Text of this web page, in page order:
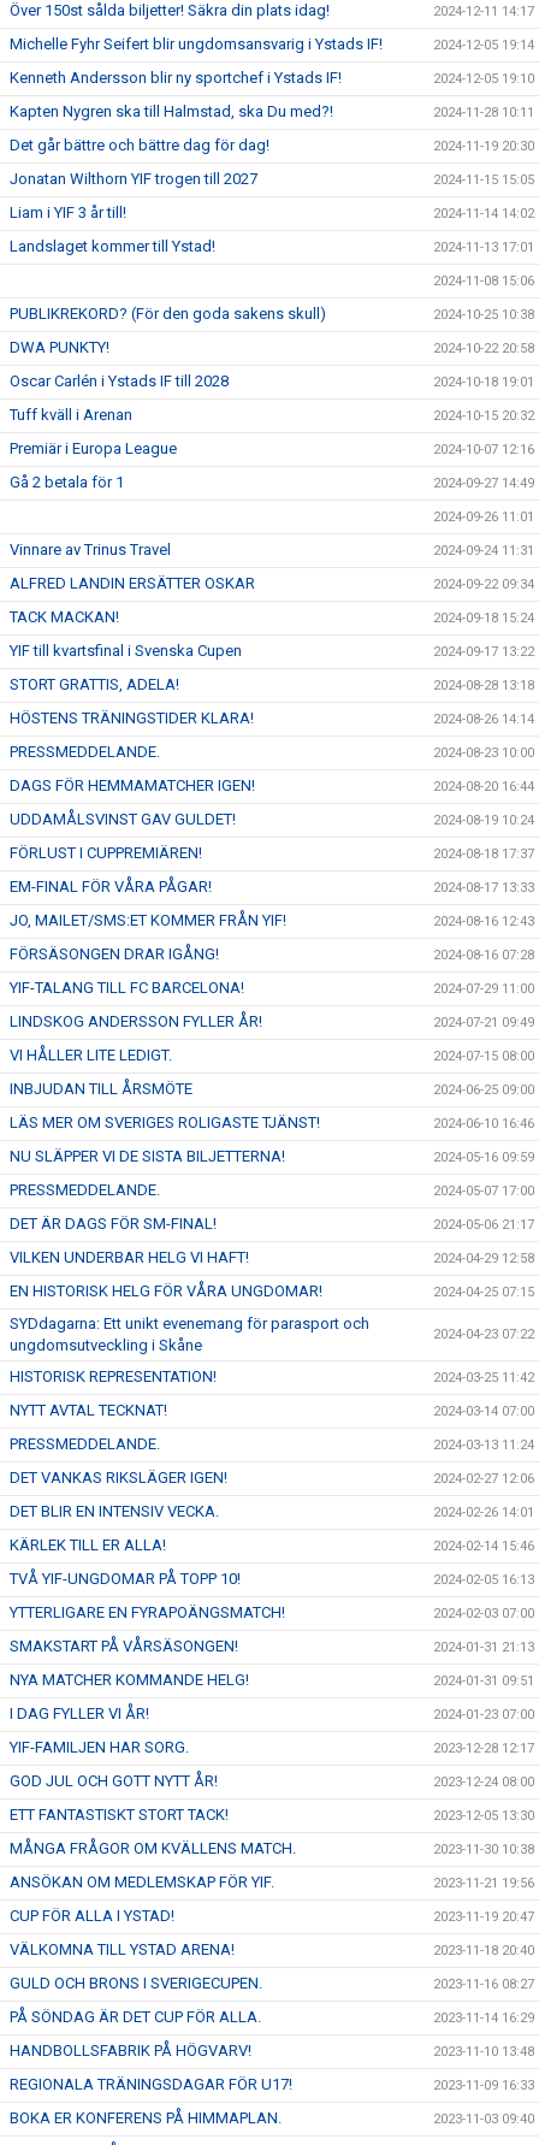
Över 150st sålda biljetter! Säkra din plats idag! 2024-12-11 14:17
Michelle Fyhr Seifert blir ungdomsansvarig i Ystads IF! 2024-12-05 19:14
Kenneth Andersson blir ny sportchef i Ystads IF! 2024-12-05 19:10
Kapten Nygren ska till Halmstad, ska Du med?! 2024-11-28 10:11
Det går bättre och bättre dag för dag! 2024-11-19 20:30
Jonatan Wilthorn YIF trogen till 2027 2024-11-15 15:05
Liam i YIF 3 år till! 2024-11-14 14:02
Landslaget kommer till Ystad! 2024-11-13 17:01
2024-11-08 15:06
PUBLIKREKORD? (För den goda sakens skull) 2024-10-25 10:38
DWA PUNKTY! 2024-10-22 20:58
Oscar Carlén i Ystads IF till 2028 2024-10-18 19:01
Tuff kväll i Arenan 2024-10-15 20:32
Premiär i Europa League 2024-10-07 12:16
Gå 2 betala för 1 2024-09-27 14:49
2024-09-26 11:01
Vinnare av Trinus Travel 2024-09-24 11:31
ALFRED LANDIN ERSÄTTER OSKAR 2024-09-22 09:34
TACK MACKAN! 2024-09-18 15:24
YIF till kvartsfinal i Svenska Cupen 2024-09-17 13:22
STORT GRATTIS, ADELA! 2024-08-28 13:18
HÖSTENS TRÄNINGSTIDER KLARA! 2024-08-26 14:14
PRESSMEDDELANDE. 2024-08-23 10:00
DAGS FÖR HEMMAMATCHER IGEN! 2024-08-20 16:44
UDDAMÅLSVINST GAV GULDET! 2024-08-19 10:24
FÖRLUST I CUPPREMIÄREN! 2024-08-18 17:37
EM-FINAL FÖR VÅRA PÅGAR! 2024-08-17 13:33
JO, MAILET/SMS:ET KOMMER FRÅN YIF! 2024-08-16 12:43
FÖRSÄSONGEN DRAR IGÅNG! 2024-08-16 07:28
YIF-TALANG TILL FC BARCELONA! 2024-07-29 11:00
LINDSKOG ANDERSSON FYLLER ÅR! 2024-07-21 09:49
VI HÅLLER LITE LEDIGT. 2024-07-15 08:00
INBJUDAN TILL ÅRSMÖTE 2024-06-25 09:00
LÄS MER OM SVERIGES ROLIGASTE TJÄNST! 2024-06-10 16:46
NU SLÄPPER VI DE SISTA BILJETTERNA! 2024-05-16 09:59
PRESSMEDDELANDE. 2024-05-07 17:00
DET ÄR DAGS FÖR SM-FINAL! 2024-05-06 21:17
VILKEN UNDERBAR HELG VI HAFT! 2024-04-29 12:58
EN HISTORISK HELG FÖR VÅRA UNGDOMAR! 2024-04-25 07:15
SYDdagarna: Ett unikt evenemang för parasport och
ungdomsutveckling i Skåne
2024-04-23 07:22
HISTORISK REPRESENTATION! 2024-03-25 11:42
NYTT AVTAL TECKNAT! 2024-03-14 07:00
PRESSMEDDELANDE. 2024-03-13 11:24
DET VANKAS RIKSLÄGER IGEN! 2024-02-27 12:06
DET BLIR EN INTENSIV VECKA. 2024-02-26 14:01
KÄRLEK TILL ER ALLA! 2024-02-14 15:46
TVÅ YIF-UNGDOMAR PÅ TOPP 10! 2024-02-05 16:13
YTTERLIGARE EN FYRAPOÄNGSMATCH! 2024-02-03 07:00
SMAKSTART PÅ VÅRSÄSONGEN! 2024-01-31 21:13
NYA MATCHER KOMMANDE HELG! 2024-01-31 09:51
I DAG FYLLER VI ÅR! 2024-01-23 07:00
YIF-FAMILJEN HAR SORG. 2023-12-28 12:17
GOD JUL OCH GOTT NYTT ÅR! 2023-12-24 08:00
ETT FANTASTISKT STORT TACK! 2023-12-05 13:30
MÅNGA FRÅGOR OM KVÄLLENS MATCH. 2023-11-30 10:38
ANSÖKAN OM MEDLEMSKAP FÖR YIF. 2023-11-21 19:56
CUP FÖR ALLA I YSTAD! 2023-11-19 20:47
VÄLKOMNA TILL YSTAD ARENA! 2023-11-18 20:40
GULD OCH BRONS I SVERIGECUPEN. 2023-11-16 08:27
PÅ SÖNDAG ÄR DET CUP FÖR ALLA. 2023-11-14 16:29
HANDBOLLSFABRIK PÅ HÖGVARV! 2023-11-10 13:48
REGIONALA TRÄNINGSDAGAR FÖR U17! 2023-11-09 16:33
BOKA ER KONFERENS PÅ HIMMAPLAN. 2023-11-03 09:40